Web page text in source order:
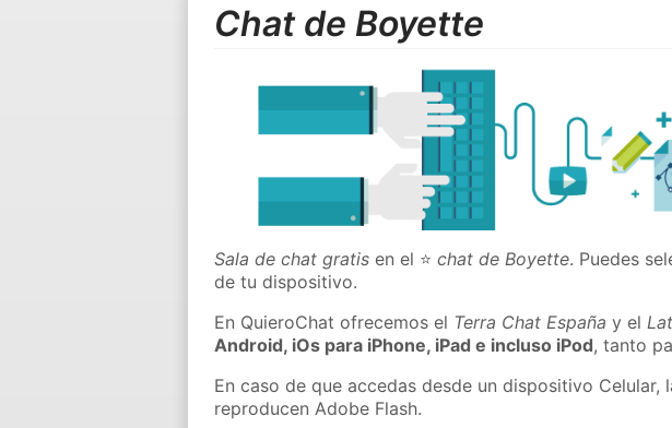
Chat de Boyette
Sala de chat gratis en el ⭐chat de Boyette. Puedes
de tu dispositivo.
En QuieroChat ofrecemos el Terra Chat España y el
Android, iOs para iPhone, iPad e incluso iPod, tanto
En caso de que accedas desde un dispositivo
reproducen Adobe Flash.